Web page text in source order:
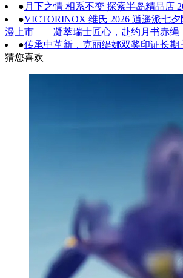
● 月下之情 相系不变 探索半岛精品店
●VICTORINOX 维氏 2026 逍遥派七
漫上市——凝萃瑞士匠心，赴约月书赤绳
●传承中革新，克丽缇娜双奖印证长期
猜您喜欢